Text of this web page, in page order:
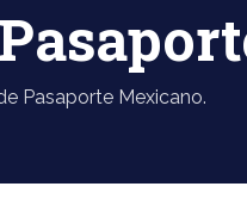
Pasaporte Mexicano.